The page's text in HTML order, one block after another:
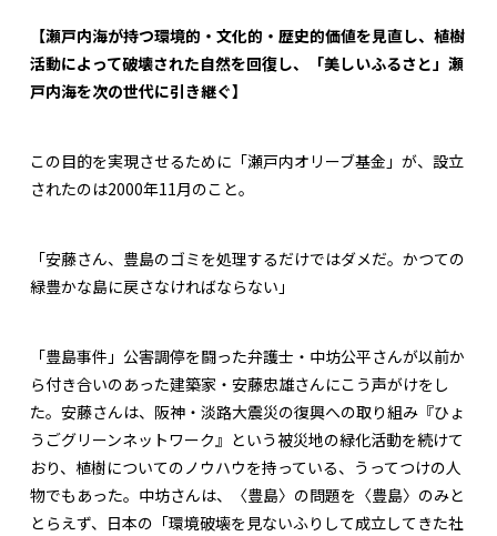
【瀬戸内海が持つ環境的・文化的・歴史的価値を見直し、植樹
活動によって破壊された自然を回復し、「美しいふるさと」瀬
戸内海を次の世代に引き継ぐ】
この目的を実現させるために「瀬戸内オリーブ基金」が、設立
されたのは2000年11月のこと。
「安藤さん、豊島のゴミを処理するだけではダメだ。かつての
緑豊かな島に戻さなければならない」
「豊島事件」公害調停を闘った弁護士・中坊公平さんが以前か
ら付き合いのあった建築家・安藤忠雄さんにこう声がけをし
た。安藤さんは、阪神・淡路大震災の復興への取り組み『ひょ
うごグリーンネットワーク』という被災地の緑化活動を続けて
おり、植樹についてのノウハウを持っている、うってつけの人
物でもあった。中坊さんは、〈豊島〉の問題を〈豊島〉のみと
とらえず、日本の「環境破壊を見ないふりして成立してきた社